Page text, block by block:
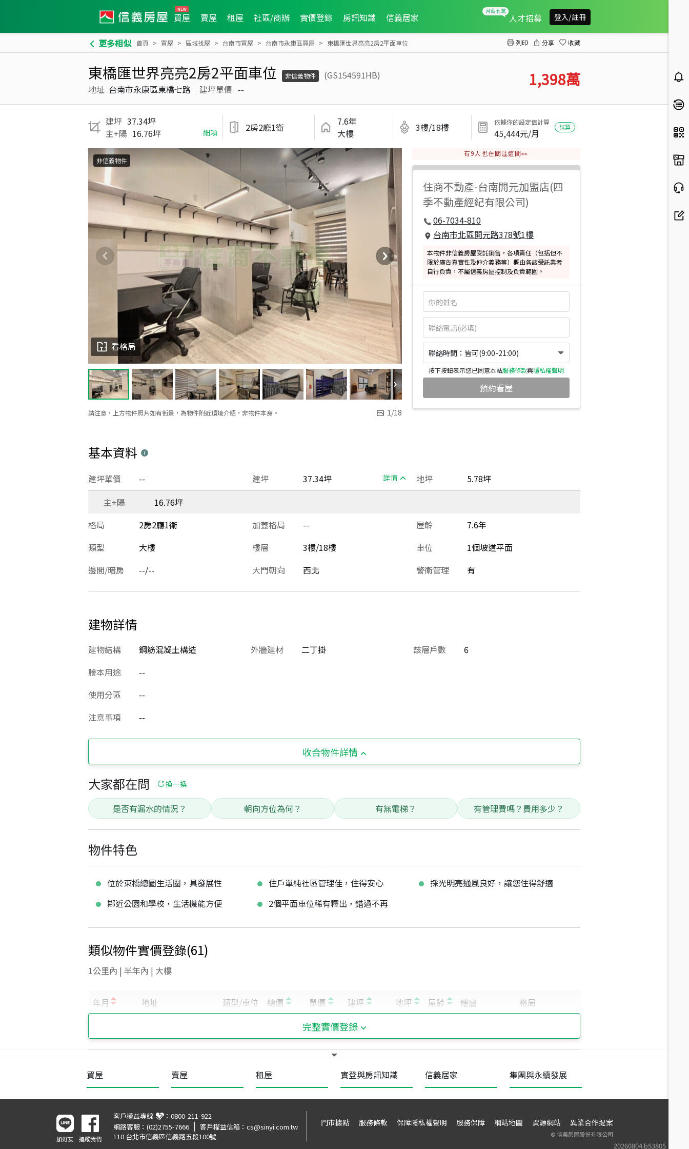
買屋 賣屋 租屋 社區/商辦 實價登錄 房訊知識 信義居家 人才招募 登入/註冊
更多相似 首頁 買屋 區域找屋 台南市買屋 台南市永康區買屋 東橋匯世界亮亮2房2平面車位 列印 分享 收藏
東橋匯世界亮亮2房2平面車位 非信義物件
(GS154591HB)
地址 台南市永康區東橋七路 建坪單價 -- 1,398萬
建坪 37.34坪
主+陽 16.76坪 細項 2房2廳1衛
7.6年
大樓
3樓/18樓 依據你的設定值計算
45,444元/月
試算
請注意，上方物件照片如有街景，為物件附近環境介紹，非物件本身。 1/18
看格局
非信義物件
有9 人也在關注這間👀
住商不動產-台南開元加盟店(四
季不動產經紀有限公司)
06-7034-810
台南市北區開元路378號1樓
本物件非信義房屋受託銷售，各項責任（包括但不
限於廣告真實性及仲介義務等）概由各該受託業者
自行負責，不屬信義房屋控制及負責範圍。
聯絡時間：皆可(9:00-21:00)
按下按鈕表示您已同意本站服務條款與隱私權聲明
預約看屋
基本資料
建坪 37.34坪 詳情
建坪單價 -- 地坪
5.78坪
主+陽
16.76坪
格局
2房2廳1衛 加蓋格局 -- 屋齡
7.6年
類型
大樓 樓層 3樓/18樓 車位
1個坡道平面
邊間/暗房
--/-- 大門朝向 西北 警衛管理 有
建物詳情
建物結構 鋼筋混凝土構造 外牆建材 二丁掛 該層戶數
6
謄本用途
--
使用分區
--
注意事項
--
收合物件詳情
大家都在問 換一換
是否有漏水的情況？ 朝向方位為何？ 有無電梯？ 有管理費嗎？費用多少？
物件特色
位於東橋總圖生活圈，具發展性 住戶單純社區管理佳，住得安心
採光明亮通風良好，讓您住得舒適
鄰近公園和學校，生活機能方便
2個平面車位稀有釋出，錯過不再
類似物件實價登錄(61)
1公里內 | 半年內 | 大樓
完整實價登錄
買屋 賣屋 租屋 實登與房訊知識 信義居家 集團與永續發展
20260804.b53805
加好友 追蹤我們
客戶權益專線 ： 0800-211-922
網路客服： (02)2755-7666 客戶權益信箱： cs@sinyi.com.tw
110 台北市信義區信義路五段100號
門市據點 服務條款 保障隱私權聲明 服務保障 網站地圖 資源網站 異業合作提案
©信義房屋股份有限公司